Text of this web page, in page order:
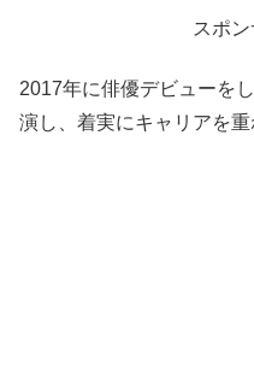
スポ
2017年に俳優デビューを
演し、着実にキャリアを重